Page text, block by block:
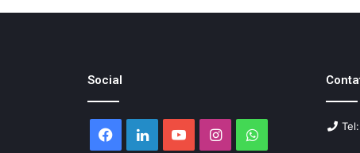
Social
Facebook
LinkedinYouTubeInstagramWhatsApp